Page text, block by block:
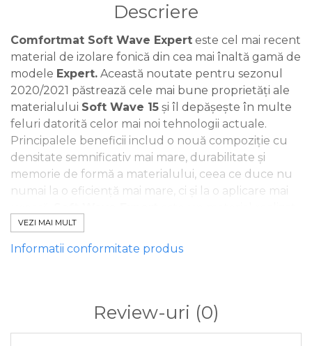
Descriere
Comfortmat Soft Wave Expert este cel mai recent
material de izolare fonică din cea mai înaltă gamă de
modele Expert. Această noutate pentru sezonul
2020/2021 păstrează cele mai bune proprietăți ale
materialului Soft Wave 15 și îl depășește în multe
feluri datorită celor mai noi tehnologii actuale.
Principalele beneficii includ o nouă compoziție cu
densitate semnificativ mai mare, durabilitate și
memorie de formă a materialului, ceea ce duce nu
numai la o eficiență mai mare, ci și la o aplicare mai
pe bază de spumă poliuretanică microporoasă cu
celule deschise foarte densă. În combinație cu o
suprafață ondulată și o flexibilitate ridicată, este
și alte materiale plastice interioare. Materialul este,
de asemenea, potrivit pentru izolarea fonică a
VEZI MAI MULT
Informatii conformitate produs
Review-uri (0)